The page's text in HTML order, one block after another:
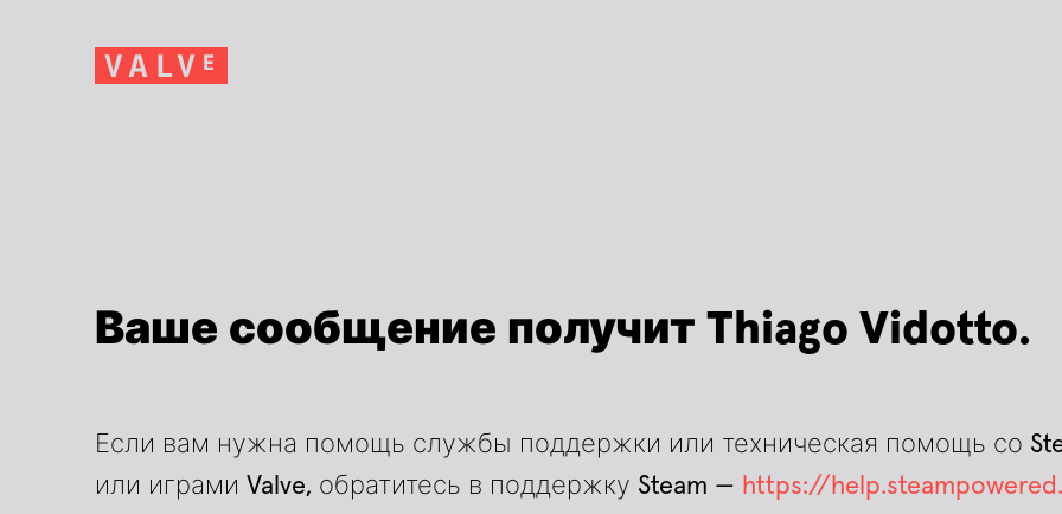
Ваше сообщение получит Thiago Vidotto.
Если вам нужна помощь службы поддержки или техническая помощь со
или играми Valve, обратитесь в поддержку Steam — https://